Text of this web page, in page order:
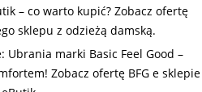
– co warto kupić? Zobacz ofertę
sklepu z odzieżą damską.
Ubrania marki Basic Feel Good –
Zobacz ofertę BFG e sklepie